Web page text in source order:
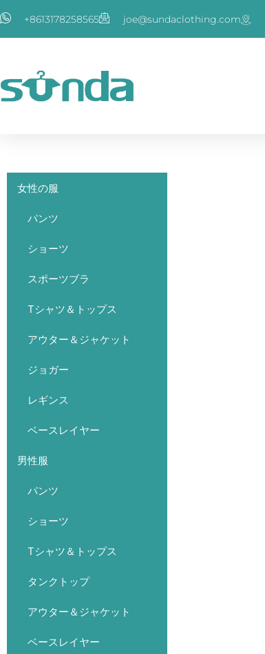
容
キ
ッ
+8613178258565 joe@sundaclothing.com
女性の服
パンツ
ショーツ
スポーツブラ
Tシャツ＆トップス
アウター＆ジャケット
ジョガー
レギンス
ベースレイヤー
男性服
パンツ
ショーツ
Tシャツ＆トップス
タンクトップ
アウター＆ジャケット
ベースレイヤー